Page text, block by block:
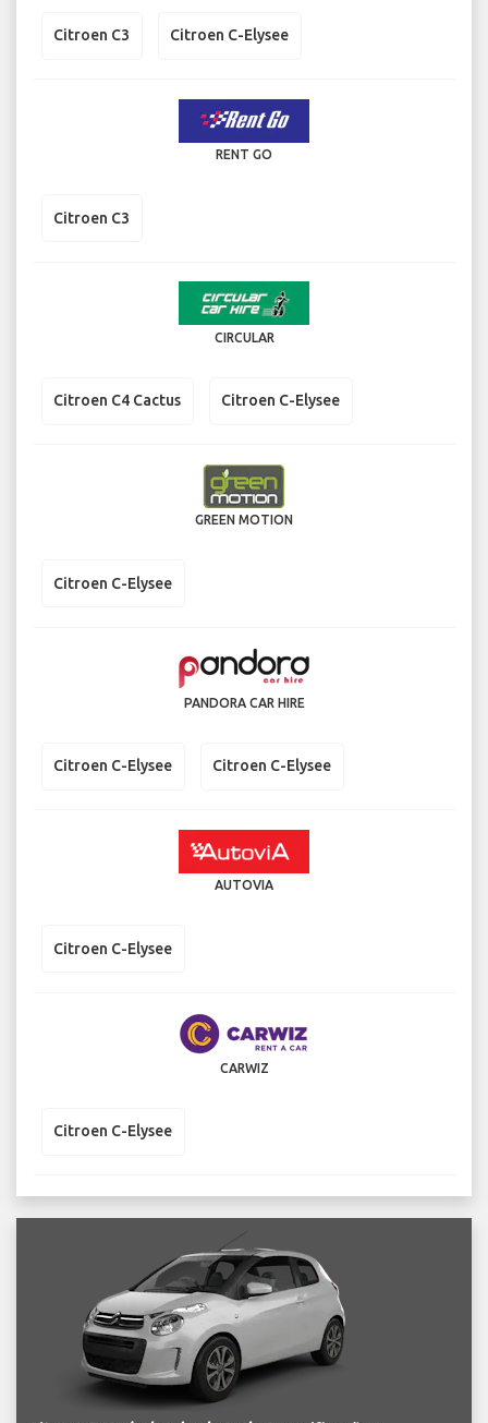
Citroen C3 Citroen C-Elysee
RENT GO
Citroen C3
CIRCULAR
Citroen C4 Cactus Citroen C-Elysee
GREEN MOTION
Citroen C-Elysee
PANDORA CAR HIRE
Citroen C-Elysee Citroen C-Elysee
AUTOVIA
Citroen C-Elysee
CARWIZ
Citroen C-Elysee